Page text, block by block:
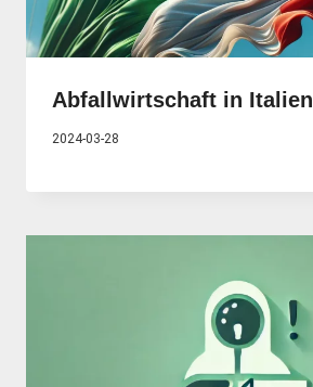
Abfallwirtschaft in Italien
2024-03-28